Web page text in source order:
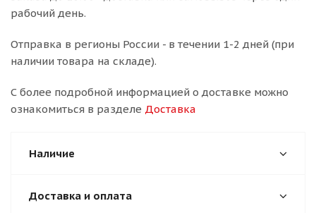
рабочий день.
Отправка в регионы России - в течении 1-2 дней (при
наличии товара на складе).
С более подробной информацией о доставке можно
ознакомиться в разделе Доставка
Наличие
Доставка и оплата